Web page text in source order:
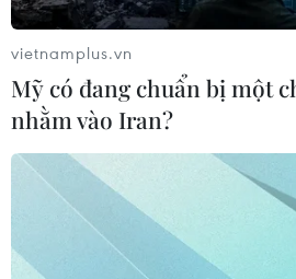
vietnamplus.vn
Mỹ có đang chuẩn bị một
nhằm vào Iran?